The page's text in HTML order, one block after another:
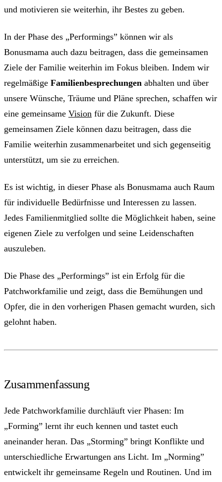
und motivieren sie weiterhin, ihr Bestes zu geben.
In der Phase des „Performings” können wir als
Bonusmama auch dazu beitragen, dass die gemeinsamen
Ziele der Familie weiterhin im Fokus bleiben. Indem wir
regelmäßige Familienbesprechungen abhalten und über
unsere Wünsche, Träume und Pläne sprechen, schaffen wir
eine gemeinsame Vision für die Zukunft. Diese
gemeinsamen Ziele können dazu beitragen, dass die
Familie weiterhin zusammenarbeitet und sich gegenseitig
unterstützt, um sie zu erreichen.
Es ist wichtig, in dieser Phase als Bonusmama auch Raum
für individuelle Bedürfnisse und Interessen zu lassen.
Jedes Familienmitglied sollte die Möglichkeit haben, seine
eigenen Ziele zu verfolgen und seine Leidenschaften
auszuleben.
Die Phase des „Performings” ist ein Erfolg für die
Patchworkfamilie und zeigt, dass die Bemühungen und
Opfer, die in den vorherigen Phasen gemacht wurden, sich
gelohnt haben.
Zusammenfassung
Jede Patchworkfamilie durchläuft vier Phasen: Im
„Forming” lernt ihr euch kennen und tastet euch
aneinander heran. Das „Storming” bringt Konflikte und
unterschiedliche Erwartungen ans Licht. Im „Norming”
entwickelt ihr gemeinsame Regeln und Routinen. Und im